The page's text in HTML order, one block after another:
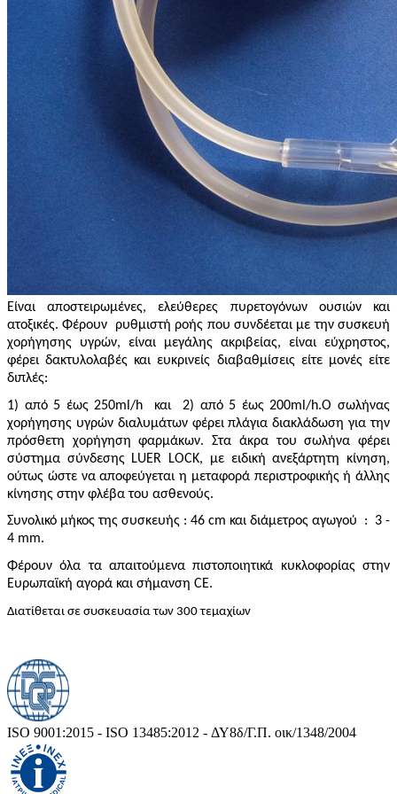
Είναι αποστειρωμένες, ελεύθερες πυρετογόνων ουσιών και
ατοξικές.Φέρουν
ρυθμιστή ροής που συνδέεται με την συσκευή
χορήγησης υγρών, είναι μεγάλης ακριβείας, είναι εύχρηστος,
φέρει δακτυλολαβές και ευκρινείς διαβαθμίσεις είτε μονές είτε
διπλές:
1) από 5 έως 250ml/h
και
2) από 5 έως 200ml/h.Ο σωλήνας
χορήγησης υγρών διαλυμάτων φέρει πλάγια διακλάδωση για την
πρόσθετη χορήγηση φαρμάκων. Στα άκρα του σωλήνα φέρει
σύστημα σύνδεσης LUER LOCK, με ειδική ανεξάρτητη κίνηση,
ούτως ώστε να αποφεύγεται η μεταφορά περιστροφικής ή άλλης
κίνησης στην φλέβα του ασθενούς.
Συνολικό μήκος της συσκευής : 46 cm και διάμετρος αγωγού :
3 -
4 mm.
Φέρουν όλα τα απαιτούμενα πιστοποιητικά κυκλοφορίας στην
Ευρωπαϊκή αγορά και σήμανση CE.
Διατίθεται σε συσκευασία των 300 τεμαχίων
ISO 9001:2015 - ISO 13485:2012 - ΔΥ8δ/Γ.Π. οικ/1348/2004